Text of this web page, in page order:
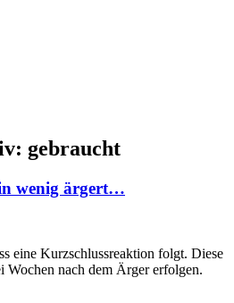
gebraucht
wenig ärgert…
eine Kurzschlussreaktion folgt. Diese
Wochen nach dem Ärger erfolgen.